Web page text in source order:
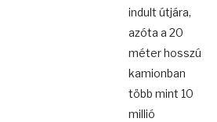
indult útjára,
azóta a 20
méter hosszú
kamionban
több mint 10
millió